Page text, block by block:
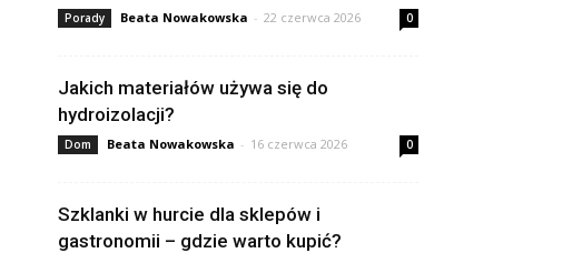
Porady Beata Nowakowska - 22 czerwca 2026 0
Jakich materiałów używa się do
hydroizolacji?
Dom Beata Nowakowska - 16 czerwca 2026 0
Szklanki w hurcie dla sklepów i
gastronomii – gdzie warto kupić?